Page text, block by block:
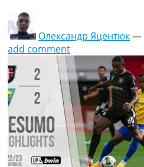
Олександр Яцентюк—
add comment